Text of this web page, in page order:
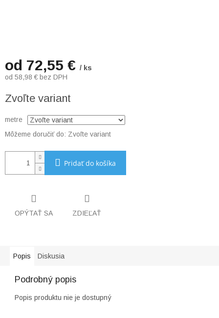
od 72,55 € / ks
od 58,98 € bez DPH
cena:
Zvoľte variant
metre
Môžeme doručiť do: Zvoľte variant
Pridať do košíka
OPÝTAŤ SA ZDIEĽAŤ
Popis Diskusia
Podrobný popis
Popis produktu nie je dostupný